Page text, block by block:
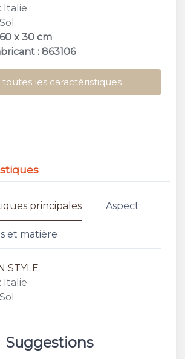
: Italie
x 30 cm
: 863106
toutes les caractéristiques
principales Aspect
et matière
STYLE
: Italie
Suggestions